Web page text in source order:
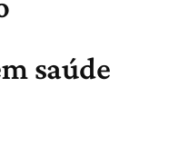
saúde